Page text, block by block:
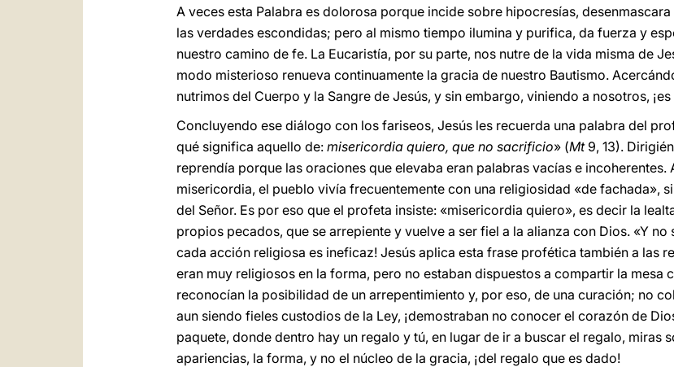
A veces esta Palabra es dolorosa porque incide sobre hipocresías,
las verdades escondidas; pero al mismo tiempo ilumina y purifica, da fuerza y
nuestro camino de fe. La Eucaristía, por su parte, nos nutre de la vida misma de
modo misterioso renueva continuamente la gracia de nuestro Bautismo.
nutrimos del Cuerpo y la Sangre de Jesús, y sin embargo, viniendo a nosotros,
Concluyendo ese diálogo con los fariseos, Jesús les recuerda una palabra del
qué significa aquello de: misericordia quiero, que no sacrificio» (Mt9, 13).
reprendía porque las oraciones que elevaba eran palabras vacías e incoherentes.
misericordia, el pueblo vivía frecuentemente con una religiosidad «de fachada»,
del Señor. Es por eso que el profeta insiste: «misericordia quiero», es decir la
propios pecados, que se arrepiente y vuelve a ser fiel a la alianza con Dios. «Y
cada acción religiosa es ineficaz! Jesús aplica esta frase profética también a las
eran muy religiosos en la forma, pero no estaban dispuestos a compartir la mesa
reconocían la posibilidad de un arrepentimiento y, por eso, de una curación; no
aun siendo fieles custodios de la Ley, ¡demostraban no conocer el corazón de
paquete, donde dentro hay un regalo y tú, en lugar de ir a buscar el regalo, miras
apariencias, la forma, y no el núcleo de la gracia, ¡del regalo que es dado!